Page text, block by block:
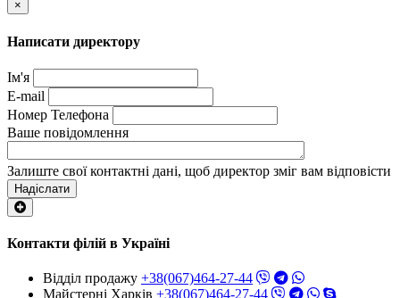
×
Написати директору
Ім'я
E-mail
Номер Телефона
Ваше повідомлення
Залиште свої контактні дані, щоб директор зміг вам відповісти
Надіслати
Контакти філій в Україні
Відділ продажу +38(067)464-27-44
Майстерні Харків +38(067)464-27-44